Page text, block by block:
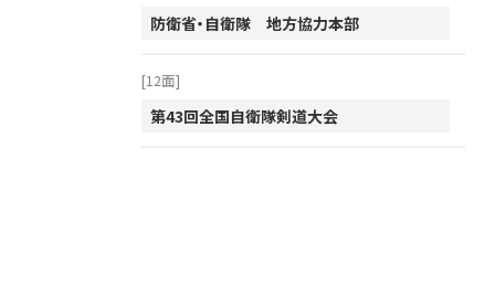
防衛省・自衛隊 地方協力本部
[12面]
第43回全国自衛隊剣道大会